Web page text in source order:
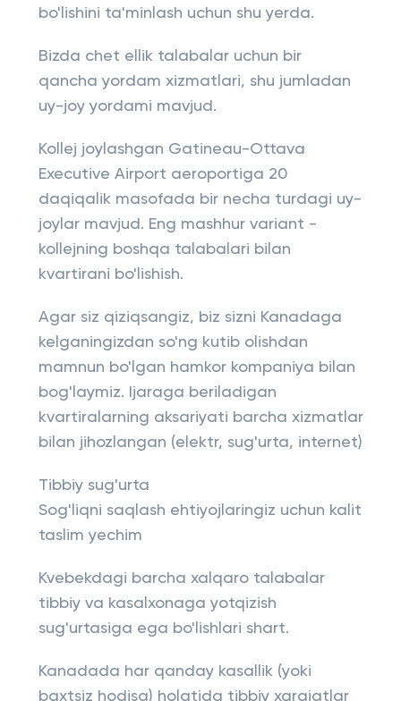
bo'lishini ta'minlash uchun shu yerda.
Bizda chet ellik talabalar uchun bir
qancha yordam xizmatlari, shu jumladan
uy-joy yordami mavjud.
Kollej joylashgan Gatineau-Ottava
Executive Airport aeroportiga 20
daqiqalik masofada bir necha turdagi uy-
joylar mavjud. Eng mashhur variant -
kollejning boshqa talabalari bilan
kvartirani bo'lishish.
Agar siz qiziqsangiz, biz sizni Kanadaga
kelganingizdan so'ng kutib olishdan
mamnun bo'lgan hamkor kompaniya bilan
bog'laymiz. Ijaraga beriladigan
kvartiralarning aksariyati barcha xizmatlar
bilan jihozlangan (elektr, sug'urta, internet)
Tibbiy sug'urta
Sog'liqni saqlash ehtiyojlaringiz uchun kalit
taslim yechim
Kvebekdagi barcha xalqaro talabalar
tibbiy va kasalxonaga yotqizish
sug'urtasiga ega bo'lishlari shart.
Kanadada har qanday kasallik (yoki
baxtsiz hodisa) holatida tibbiy xarajatlar